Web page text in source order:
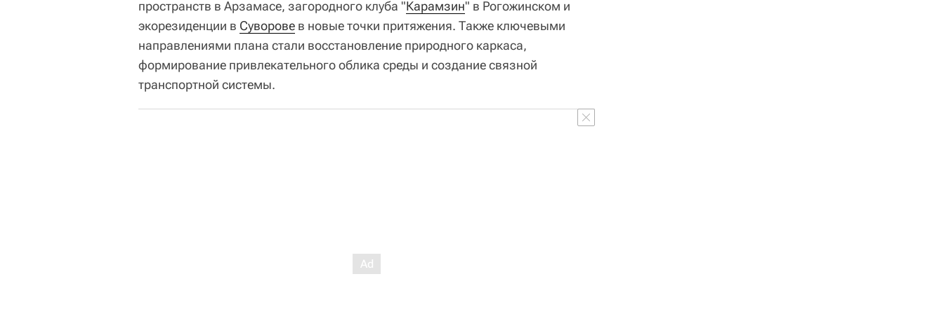
пространств в Арзамасе, загородного клуба "Карамзин" в Рогожинском и
экорезиденции в Суворове в новые точки притяжения. Также ключевыми
направлениями плана стали восстановление природного каркаса,
формирование привлекательного облика среды и создание связной
транспортной системы.